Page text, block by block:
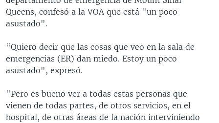
s
s
i
d
e
d
e
Queens, confesó a la VOA que está "un poco
asustado".
“Quiero decir que las cosas que veo en la sala de
emergencias (ER) dan miedo. Estoy un poco
asustado", expresó.
"Pero es bueno ver a todas estas personas que
vienen de todas partes, de otros servicios, en el
hospital, de otras áreas de la nación interviniendo